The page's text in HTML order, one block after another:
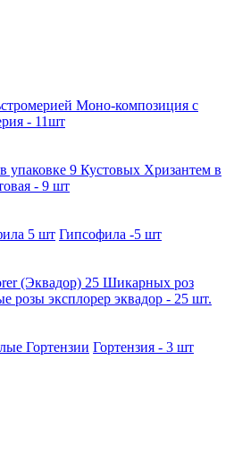
Моно-композиция с
- 11шт
9 Кустовых Хризантем в
- 9 шт
5 шт Гипсофила -5 шт
25 Шикарных роз
розы эксплорер эквадор - 25 шт.
Гортензии Гортензия - 3 шт